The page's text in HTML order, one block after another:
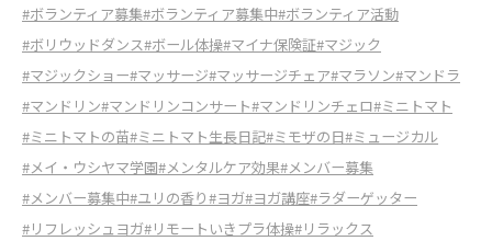
#ボランティア募集#ボランティア募集中#ボランティア活動
#ボリウッドダンス#ボール体操#マイナ保険証#マジック
#マジックショー#マッサージ#マッサージチェア#マラソン#マンドラ
#マンドリン#マンドリンコンサート#マンドリンチェロ#ミニトマト
#ミニトマトの苗#ミニトマト生長日記#ミモザの日#ミュージカル
#メイ・ウシヤマ学園#メンタルケア効果#メンバー募集
#メンバー募集中#ユリの香り#ヨガ#ヨガ講座#ラダーゲッター
#リフレッシュヨガ#リモートいきプラ体操#リラックス